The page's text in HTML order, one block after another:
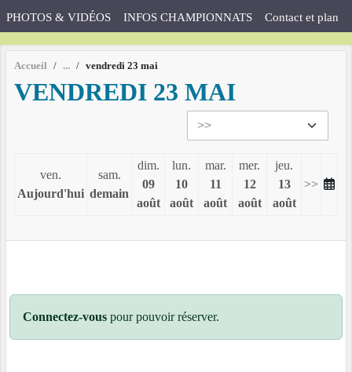
PHOTOS & VIDÉOS INFOS CHAMPIONNATS Contact et plan
Accueil vendredi 23 mai
VENDREDI 23 MAI
ven.
Aujourd'hui
sam.
demain
dim.
09
août
lun.
10
août
mar.
11
août
mer.
12
août
jeu.
13
août
>>
Connectez-vous pour pouvoir réserver.